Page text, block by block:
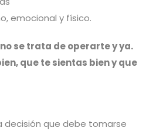
emocional y físico.
se trata de operarte y ya.
que te sientas bien y que
decisión que debe tomarse